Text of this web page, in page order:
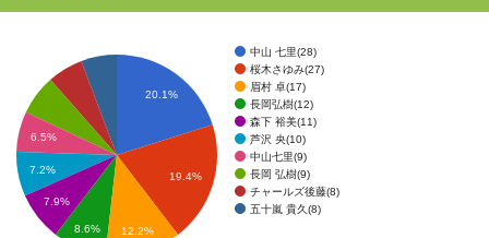
中山 七里(28)
桜木さゆみ(27)
眉村 卓(17)
長岡弘樹(12)
森下 裕美(11)
芦沢 央(10)
中山七里(9)
長岡 弘樹(9)
チャールズ後藤(8)
五十嵐 貴久(8)
20.1%
19.4%
6.5%
7.2%
7.9%
8.6% 12.2%